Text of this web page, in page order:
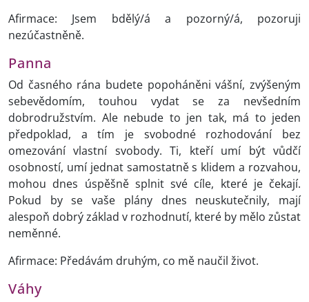
Afirmace: Jsem bdělý/á a pozorný/á, pozoruji
nezúčastněně.
Panna
Od časného rána budete popoháněni vášní, zvýšeným
sebevědomím, touhou vydat se za nevšedním
dobrodružstvím. Ale nebude to jen tak, má to jeden
předpoklad, a tím je svobodné rozhodování bez
omezování vlastní svobody. Ti, kteří umí být vůdčí
osobností, umí jednat samostatně s klidem a rozvahou,
mohou dnes úspěšně splnit své cíle, které je čekají.
Pokud by se vaše plány dnes neuskutečnily, mají
alespoň dobrý základ v rozhodnutí, které by mělo zůstat
neměnné.
Afirmace: Předávám druhým, co mě naučil život.
Váhy